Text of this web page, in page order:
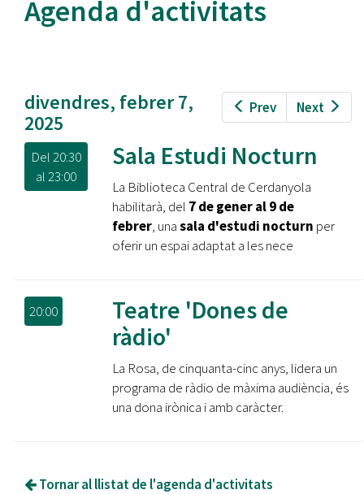
Agenda d'activitats
Prev Next
divendres, febrer 7,
2025
Del20:30
al23:00
Sala Estudi Nocturn
La Biblioteca Central de Cerdanyola
habilitarà, del 7 de gener al 9 de
febrer, unasala d'estudi nocturn per
oferir un espai adaptat a les nece
20:00
Teatre 'Dones de
ràdio'
La Rosa, de cinquanta-cinc anys, lidera un
programa de ràdio de màxima audiència, és
una dona irònica i amb caràcter.
Tornar al llistat de l'agenda d'activitats